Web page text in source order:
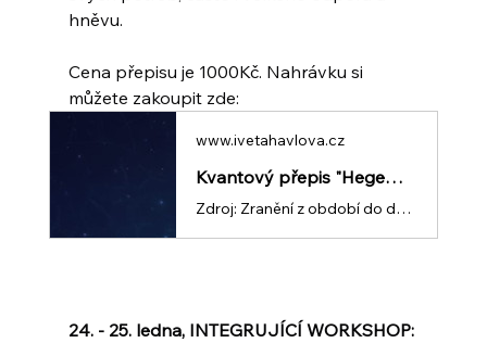
hněvu.
Cena přepisu je 1000Kč. Nahrávku si
můžete zakoupit zde:
www.ivetahavlova.cz
Kvantový přepis "Hegemon" | Iveta Havlová v2
Zdroj: Zranění z období do dvou let dítěte. (včetně předverbálního období, běžně těžko uchopitelné hlubiny v nás, na které si nevzpomínáme) Strategie: Velet anebo se dát zcela do služeb druhého. Strategie během konfliktu: Úplně vyhrát nebo úplně prohrát. Nic mezi. Vnímání: Jsem špatný/jsi špatný. Druhý mě chce zneuctit, ponížit, obvinit z totální špatnosti. Více informací ZDE(/post/97-strategií-pro-život-seriál-přepisů-a-workshopů-o-vztazích) Rozumím a beru na vědomí, že tento přepis v žádném případě nenahrazuje lékařskou, ani psychoterapeutickou péči a vstup na něj je zcela dobrovolný a na vlastní zodpovědnost s ohledem na aktuální zdravotní stav příp. medikaci.
24. - 25. ledna, INTEGRUJÍCÍ WORKSHOP: